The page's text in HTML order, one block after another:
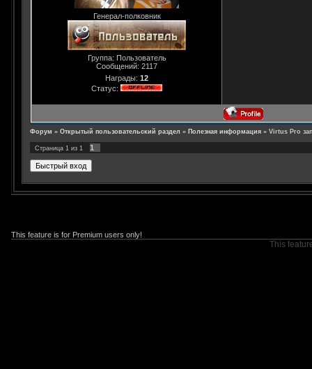
Генерал-полковник
Группа: Пользователь
Сообщений: 2117
Награды: 12
Статус:
Форум » Открытый пользовательский раздел » Полезная информация » Virtus Pro
Страница 1 из 1 1
This feature is for Premium users only!
This